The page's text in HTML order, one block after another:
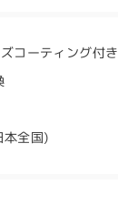
レビューを書く
質問する
コーティング付き
全国)